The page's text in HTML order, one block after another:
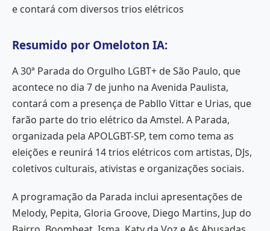
e contará com diversos trios elétricos
Resumido por Omeloton IA:
A 30ª Parada do Orgulho LGBT+ de São Paulo, que
acontece no dia 7 de junho na Avenida Paulista,
contará com a presença de Pabllo Vittar e Urias, que
farão parte do trio elétrico da Amstel. A Parada,
organizada pela APOLGBT-SP, tem como tema as
eleições e reunirá 14 trios elétricos com artistas, DJs,
coletivos culturais, ativistas e organizações sociais.
A programação da Parada inclui apresentações de
Melody, Pepita, Gloria Groove, Diego Martins, Jup do